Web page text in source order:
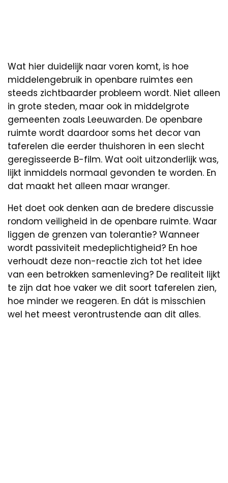
Wat hier duidelijk naar voren komt, is hoe
middelengebruik in openbare ruimtes een
steeds zichtbaarder probleem wordt. Niet alleen
in grote steden, maar ook in middelgrote
gemeenten zoals Leeuwarden. De openbare
ruimte wordt daardoor soms het decor van
taferelen die eerder thuishoren in een slecht
geregisseerde B-film. Wat ooit uitzonderlijk was,
lijkt inmiddels normaal gevonden te worden. En
dat maakt het alleen maar wranger.
Het doet ook denken aan de bredere discussie
rondom veiligheid in de openbare ruimte. Waar
liggen de grenzen van tolerantie? Wanneer
wordt passiviteit medeplichtigheid? En hoe
verhoudt deze non-reactie zich tot het idee
van een betrokken samenleving? De realiteit lijkt
te zijn dat hoe vaker we dit soort taferelen zien,
hoe minder we reageren. En dát is misschien
wel het meest verontrustende aan dit alles.